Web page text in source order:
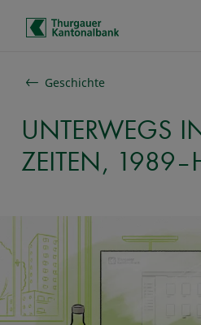
Schnelle Navigation
Geschichte
UNTERWEGS
ZEITEN,